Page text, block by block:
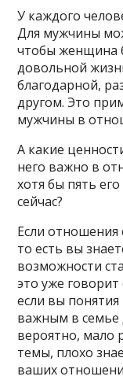
У каждого
Для мужчины
чтобы женщина
довольной
благодарной,
другом. Это
мужчины в
А какие
него важно в
хотя бы пять
сейчас?
Если отношения
то есть вы
возможности
это уже
если вы понятия
важным в семье
вероятно, мало
темы, плохо
ваших